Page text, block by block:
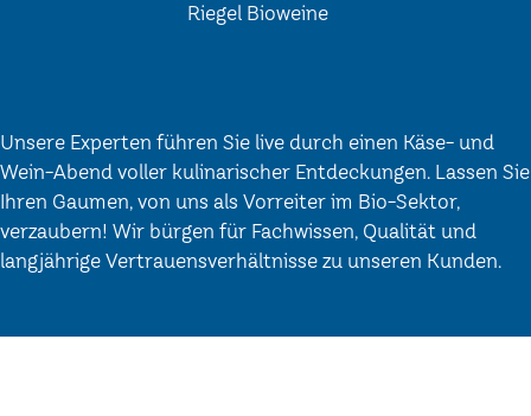
Riegel Bioweine
Unsere Experten führen Sie live durch einen Käse- und
Wein-Abend voller kulinarischer Entdeckungen. Lassen Sie
Ihren Gaumen, von uns als Vorreiter im Bio-Sektor,
verzaubern! Wir bürgen für Fachwissen, Qualität und
langjährige Vertrauensverhältnisse zu unseren Kunden.